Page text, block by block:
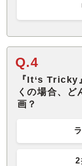
Q.4
『It‘s Tricky
くの場合、ど
画？
2